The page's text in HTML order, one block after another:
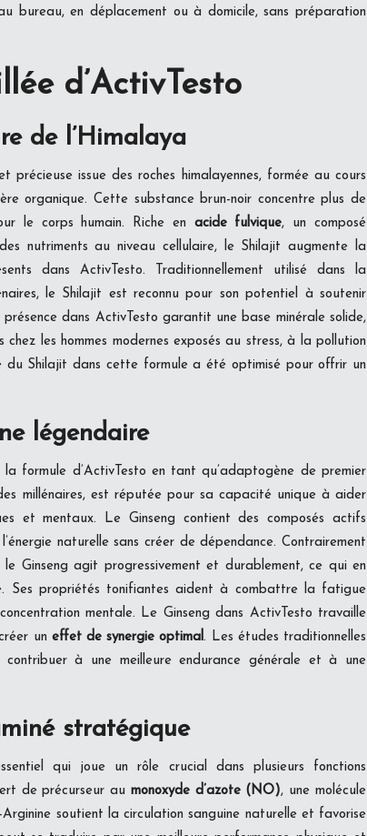
bureau, en déplacement ou à domicile, sans préparation
d’ActivTesto
de l’Himalaya
précieuse issue des roches himalayennes, formée au cours
organique. Cette substance brun-noir concentre plus de
le corps humain. Riche en acide fulvique, un composé
nutriments au niveau cellulaire, le Shilajit augmente la
dans ActivTesto. Traditionnellement utilisé dans la
le Shilajit est reconnu pour son potentiel à soutenir
dans ActivTesto garantit une base minérale solide,
les hommes modernes exposés au stress, à la pollution
du Shilajit dans cette formule a été optimisé pour offrir un
légendaire
formule d’ActivTesto en tant qu’adaptogène de premier
millénaires, est réputée pour sa capacité unique à aider
et mentaux. Le Ginseng contient des composés actifs
naturelle sans créer de dépendance. Contrairement
Ginseng agit progressivement et durablement, ce qui en
Ses propriétés tonifiantes aident à combattre la fatigue
mentale. Le Ginseng dans ActivTesto travaille
un effet de synergie optimal. Les études traditionnelles
à une meilleure endurance générale et à une
stratégique
qui joue un rôle crucial dans plusieurs fonctions
de précurseur au monoxyde d’azote (NO), une molécule
soutient la circulation sanguine naturelle et favorise